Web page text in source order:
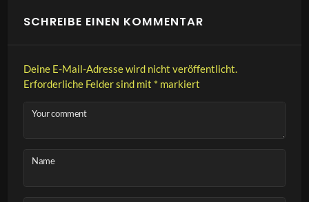
SCHREIBE EINEN KOMMENTAR
Deine E-Mail-Adresse wird nicht veröffentlicht.
Erforderliche Felder sind mit * markiert
Your comment
Name